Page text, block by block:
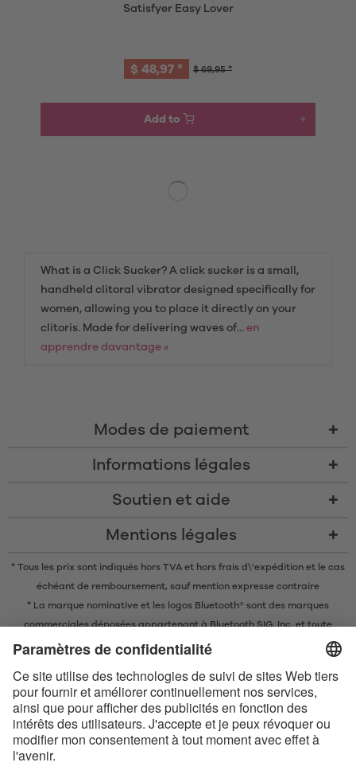
Satisfyer Easy Lover
$ 69,95 *
$ 48,97 *
Add to
What is a Click Sucker? A click sucker is a small,
handheld clitoral vibrator designed specifically for
women, allowing you to place it directly on your
clitoris. Made for delivering waves of... en
apprendre davantage »
Modes de paiement
Informations légales
Soutien et aide
Mentions légales
* Tous les prix sont indiqués hors TVA et hors frais d\'expédition et le cas
échéant de remboursement, sauf mention expresse contraire
* La marque nominative et les logos Bluetooth® sont des marques
commerciales déposées appartenant à Bluetooth SIG, Inc. et toute
utilisation de ces marques par EIS GmbH est soumise à une licence.